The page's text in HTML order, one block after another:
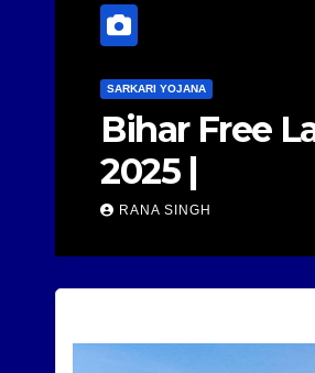
SARKARI YOJANA
Bihar Free
2025 |
RANA SINGH